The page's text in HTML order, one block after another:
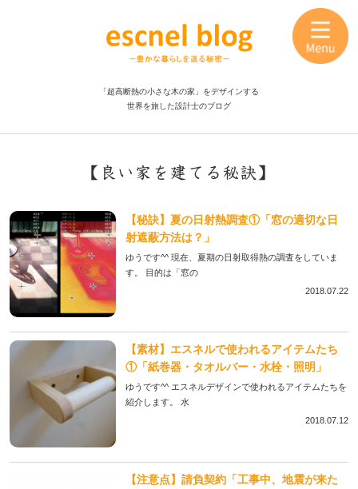
「超高断熱の小さな木の家」をデザインする
世界を旅した設計士のブログ
【良い家を建てる秘訣】
【秘訣】夏の日射熱調査①「窓の適切な日
射遮蔽方法は？」
ゆうです^^ 現在、夏期の日射取得熱の調査をしていま
す。 目的は「窓の
2018.07.22
【素材】エスネルで使われるアイテムたち
①「紙巻器・タオルバー・水栓・照明」
ゆうです^^ エスネルデザインで使われるアイテムたちを
紹介します。 水
2018.07.12
【注意点】請負契約「工事中、地震が来た